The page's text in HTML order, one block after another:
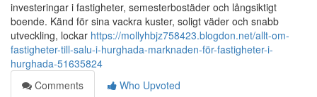
investeringar i fastigheter, semesterbostäder och långsiktigt
boende. Känd för sina vackra kuster, soligt väder och snabb
utveckling, lockar https://mollyhbjz758423.blogdon.net/allt-om-
fastigheter-till-salu-i-hurghada-marknaden-för-fastigheter-i-
hurghada-51635824
Comments
Who Upvoted